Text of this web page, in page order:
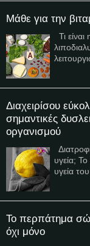
Μάθε για την
Τι
Διαχειρίσου
σημαντικές
οργανισμού
υγεία;
υγεία
To περπάτημα
όχι μόνο